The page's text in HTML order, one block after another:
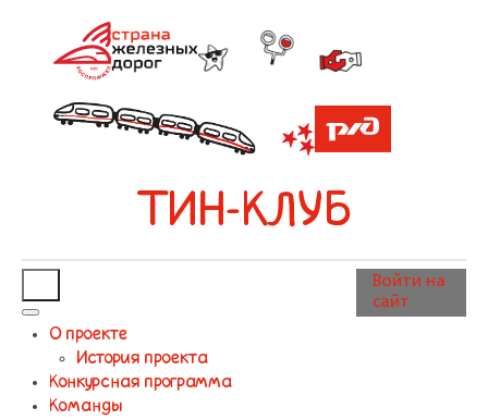
ТИН-КЛУБ
О проекте
История проекта
Конкурсная программа
Команды
Войти на
сайт